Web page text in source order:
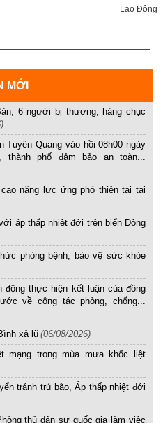
Lao Động
MỚI
6 người bị thương, hàng chục
Quang vào hồi 08h00 ngày
thành phố đảm bảo an toàn...
năng lực ứng phó thiên tai tại
áp thấp nhiệt đới trên biển Đông
phòng bệnh, bảo vệ sức khỏe
động thực hiện kết luận của đồng
về công tác phòng, chống...
xả lũ (06/08/2026)
mạng trong mùa mưa khốc liệt
tránh trú bão, Áp thấp nhiệt đới
thủ dân sự quốc gia làm việc